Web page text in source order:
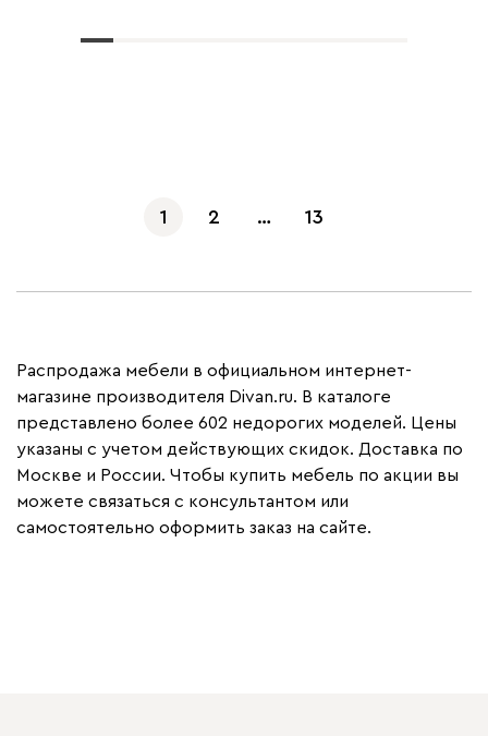
1 2 … 13
Распродажа мебели в официальном интернет-
магазине производителя Divan.ru. В каталоге
представлено более 602 недорогих моделей. Цены
указаны с учетом действующих скидок. Доставка по
Москве и России. Чтобы купить мебель по акции вы
можете связаться с консультантом или
самостоятельно оформить заказ на сайте.